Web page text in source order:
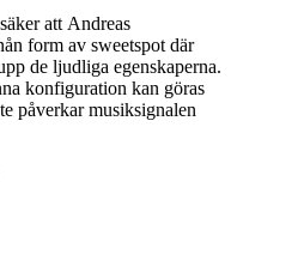
att Andreas
form av sweetspot där
de ljudliga egenskaperna.
konfiguration kan göras
påverkar musiksignalen